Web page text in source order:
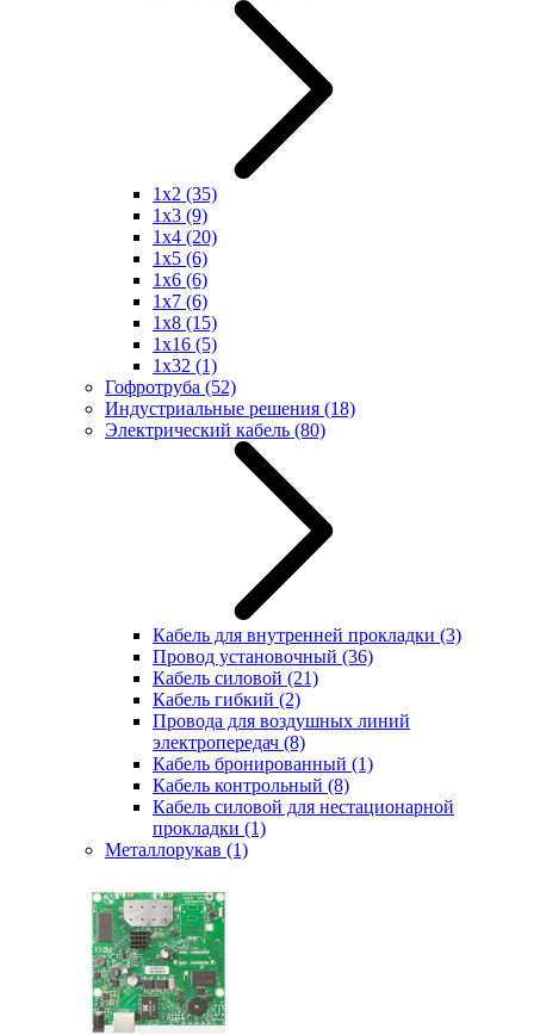
1x2 (35)
1x3 (9)
1x4 (20)
1x5 (6)
1x6 (6)
1x7 (6)
1x8 (15)
1x16 (5)
1x32 (1)
Гофротруба (52)
Индустриальные решения (18)
Электрический кабель (80)
Кабель для внутренней прокладки (3)
Провод установочный (36)
Кабель силовой (21)
Кабель гибкий (2)
Провода для воздушных линий
электропередач (8)
Кабель бронированный (1)
Кабель контрольный (8)
Кабель силовой для нестационарной
прокладки (1)
Металлорукав (1)